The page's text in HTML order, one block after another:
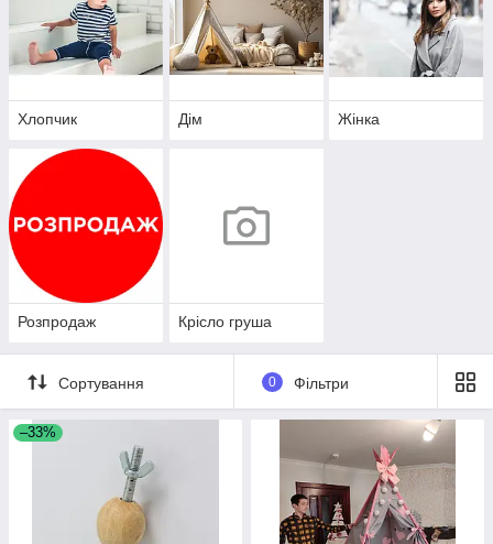
Хлопчик Дім Жінка
Розпродаж Крісло груша
Сортування 0 Фільтри
–33%